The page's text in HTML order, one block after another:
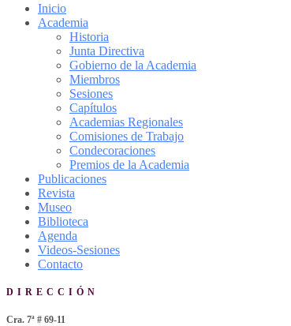
Inicio
Academia
Historia
Junta Directiva
Gobierno de la Academia
Miembros
Sesiones
Capítulos
Academias Regionales
Comisiones de Trabajo
Condecoraciones
Premios de la Academia
Publicaciones
Revista
Museo
Biblioteca
Agenda
Videos-Sesiones
Contacto
DIRECCIÓN
Cra. 7ª # 69-11